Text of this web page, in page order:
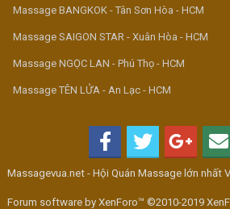
Massage BANGKOK - Tân Sơn Hòa - HCM
Massage SAIGON STAR - Xuân Hòa - HCM
Massage NGỌC LAN - Phú Thọ - HCM
Massage TÊN LỬA - An Lạc - HCM
Massagevua.net - Hội Quán Massage lớn nhất
Forum software by XenForo™ ©2010-2019